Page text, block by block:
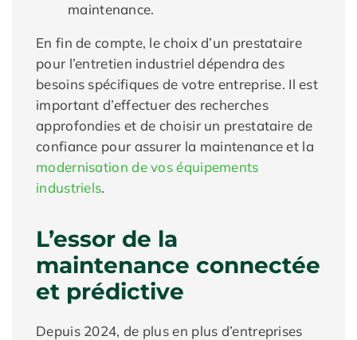
maintenance.
En fin de compte, le choix d’un prestataire
pour l’entretien industriel dépendra des
besoins spécifiques de votre entreprise. Il est
important d’effectuer des recherches
approfondies et de choisir un prestataire de
confiance pour assurer la maintenance et la
modernisation de vos équipements
industriels.
L’essor de la
maintenance connectée
et prédictive
Depuis 2024, de plus en plus d’entreprises